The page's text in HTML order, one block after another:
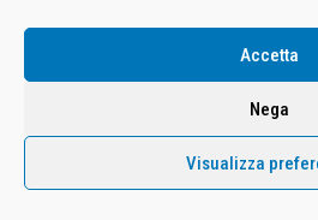
Accetta
Nega
Visualizza